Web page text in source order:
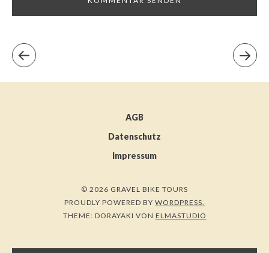
AGB
Datenschutz
Impressum
© 2026 GRAVEL BIKE TOURS
PROUDLY POWERED BY WORDPRESS.
THEME: DORAYAKI VON ELMASTUDIO